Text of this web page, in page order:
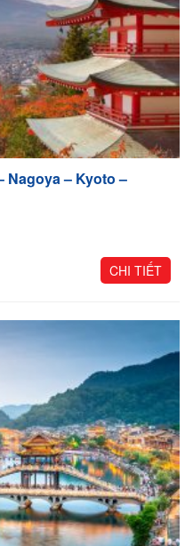
Nagoya – Kyoto –
CHI TIẾT